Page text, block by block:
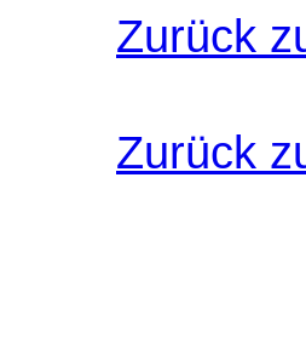
Zurück
Zurück